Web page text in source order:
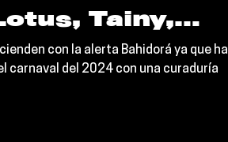
Tainy,
y
con la alerta Bahidorá ya que ha
carnaval del 2024 con una curaduría